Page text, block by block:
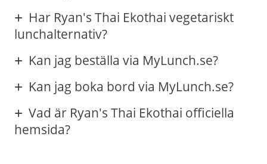
Har Ryan's Thai Ekothai vegetariskt
lunchalternativ?
Kan jag beställa via MyLunch.se?
Kan jag boka bord via MyLunch.se?
Vad är Ryan's Thai Ekothai officiella
hemsida?